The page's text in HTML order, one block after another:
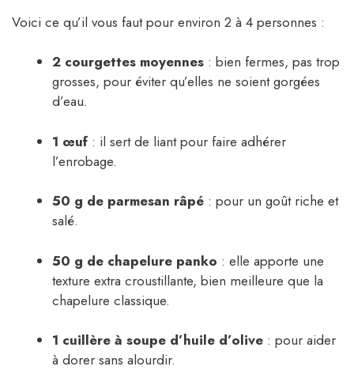
Voici ce qu’il vous faut pour environ 2 à 4 personnes :
2 courgettes moyennes : bien fermes, pas trop
grosses, pour éviter qu’elles ne soient gorgées
d’eau.
1 œuf : il sert de liant pour faire adhérer
l’enrobage.
50 g de parmesan râpé : pour un goût riche et
salé.
50 g de chapelure panko : elle apporte une
texture extra croustillante, bien meilleure que la
chapelure classique.
1 cuillère à soupe d’huile d’olive : pour aider
à dorer sans alourdir.